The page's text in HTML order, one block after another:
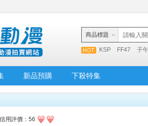
商品標題
KSP FF47 子
新品預購 下殺特集
信用評價：56